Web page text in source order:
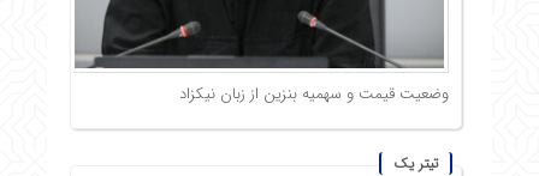
وضعیت قیمت و سهمیه بنزین از زبان نیکزاد
تیتر یک